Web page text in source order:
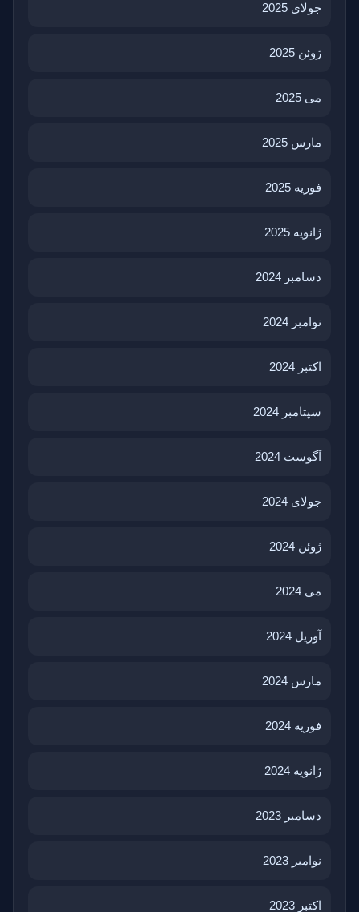
جولای 2025
ژوئن 2025
می 2025
مارس 2025
فوریه 2025
ژانویه 2025
دسامبر 2024
نوامبر 2024
اکتبر 2024
سپتامبر 2024
آگوست 2024
جولای 2024
ژوئن 2024
می 2024
آوریل 2024
مارس 2024
فوریه 2024
ژانویه 2024
دسامبر 2023
نوامبر 2023
اکتبر 2023